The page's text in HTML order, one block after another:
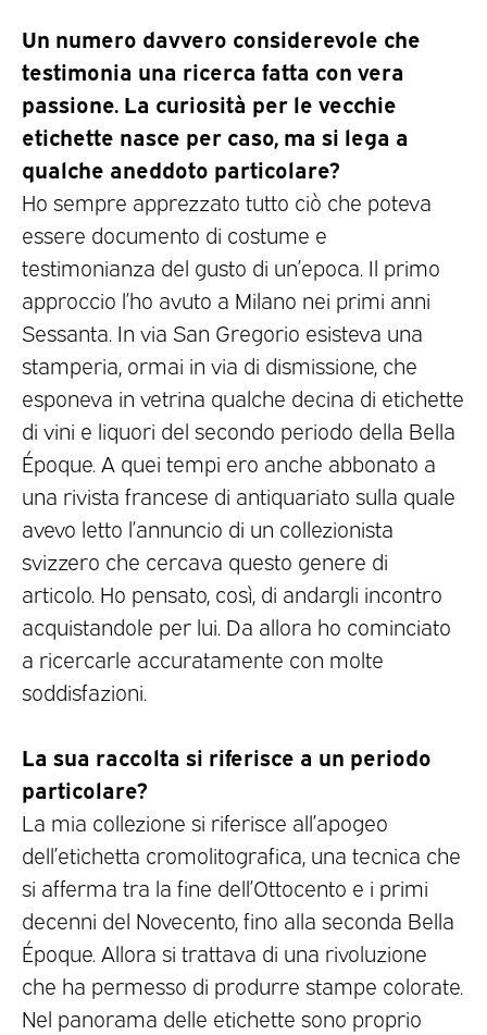
Un numero davvero considerevole che
testimonia una ricerca fatta con vera
passione. La curiosità per le vecchie
etichette nasce per caso, ma si lega a
qualche aneddoto particolare?
Ho sempre apprezzato tutto ciò che poteva
essere documento di costume e
testimonianza del gusto di un’epoca. Il primo
approccio l’ho avuto a Milano nei primi anni
Sessanta. In via San Gregorio esisteva una
stamperia, ormai in via di dismissione, che
esponeva in vetrina qualche decina di etichette
di vini e liquori del secondo periodo della Bella
Époque. A quei tempi ero anche abbonato a
una rivista francese di antiquariato sulla quale
avevo letto l’annuncio di un collezionista
svizzero che cercava questo genere di
articolo. Ho pensato, così, di andargli incontro
acquistandole per lui. Da allora ho cominciato
a ricercarle accuratamente con molte
soddisfazioni.
La sua raccolta si riferisce a un periodo
particolare?
La mia collezione si riferisce all’apogeo
dell’etichetta cromolitografica, una tecnica che
si afferma tra la fine dell’Ottocento e i primi
decenni del Novecento, fino alla seconda Bella
Époque. Allora si trattava di una rivoluzione
che ha permesso di produrre stampe colorate.
Nel panorama delle etichette sono proprio